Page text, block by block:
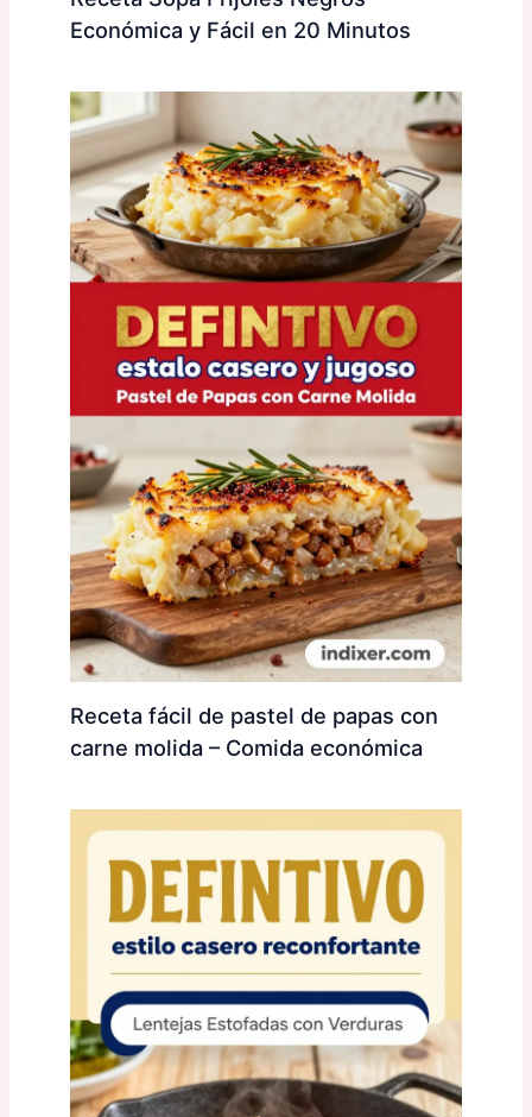
Económica y Fácil en 20 Minutos
Receta fácil de pastel de papas con
carne molida – Comida económica